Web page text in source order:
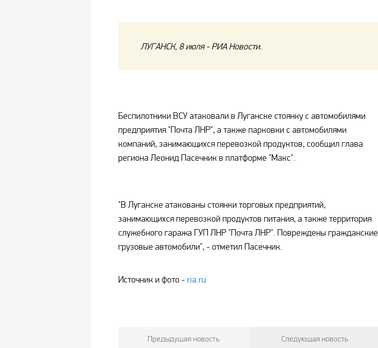
ЛУГАНСК, 8 июля - РИА Новости.
Беспилотники ВСУ атаковали в Луганске стоянку с автомобилями
предприятия "Почта ЛНР", а также парковки с автомобилями
компаний, занимающихся перевозкой продуктов, сообщил глава
региона Леонид Пасечник в платформе "Макс".
"В Луганске атакованы стоянки торговых предприятий,
занимающихся перевозкой продуктов питания, а также территория
служебного гаража ГУП ЛНР "Почта ЛНР". Повреждены гражданские
грузовые автомобили", - отметил Пасечник.
Источник и фото - ria.ru
Предыдущая новость Следующая новость